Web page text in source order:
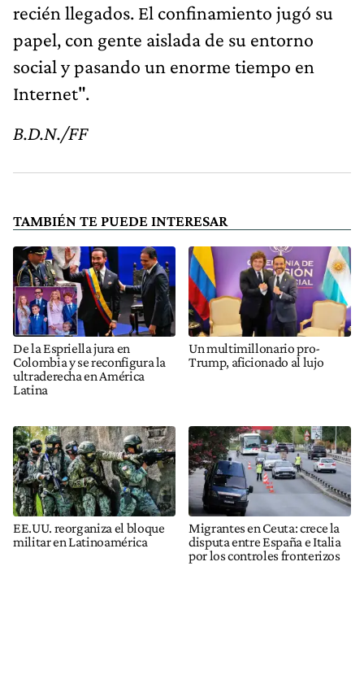
recién llegados. El confinamiento jugó su
papel, con gente aislada de su entorno
social y pasando un enorme tiempo en
Internet".
B.D.N./FF
TAMBIÉN TE PUEDE INTERESAR
De la Espriella jura en
Colombia y se reconfigura la
ultraderecha en América
Latina
Un multimillonario pro-
Trump, aficionado al lujo
EE.UU. reorganiza el bloque
militar en Latinoamérica
Migrantes en Ceuta: crece la
disputa entre España e Italia
por los controles fronterizos